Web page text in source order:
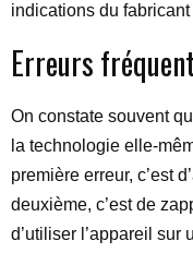
indications du
Erreurs
On constate souvent
la technologie elle-
première erreur, c’est
deuxième, c’est de
d’utiliser l’appareil